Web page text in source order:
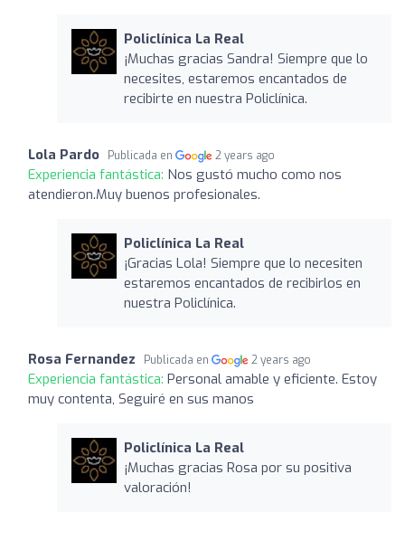
Policlínica La Real
¡Muchas gracias Sandra! Siempre que lo
necesites, estaremos encantados de
recibirte en nuestra Policlínica.
Lola Pardo Publicada en 2 years ago
Experiencia fantástica: Nos gustó mucho como nos
atendieron.Muy buenos profesionales.
Policlínica La Real
¡Gracias Lola! Siempre que lo necesiten
estaremos encantados de recibirlos en
nuestra Policlínica.
Rosa Fernandez Publicada en 2 years ago
Experiencia fantástica: Personal amable y eficiente. Estoy
muy contenta, Seguiré en sus manos
Policlínica La Real
¡Muchas gracias Rosa por su positiva
valoración!